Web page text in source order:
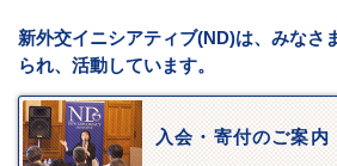
新外交イニシアティブ(ND)は、みなさ
られ、活動しています。
入会・寄付のご案内